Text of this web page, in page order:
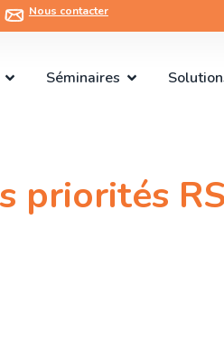
Nous contacter
Séminaires
priorités